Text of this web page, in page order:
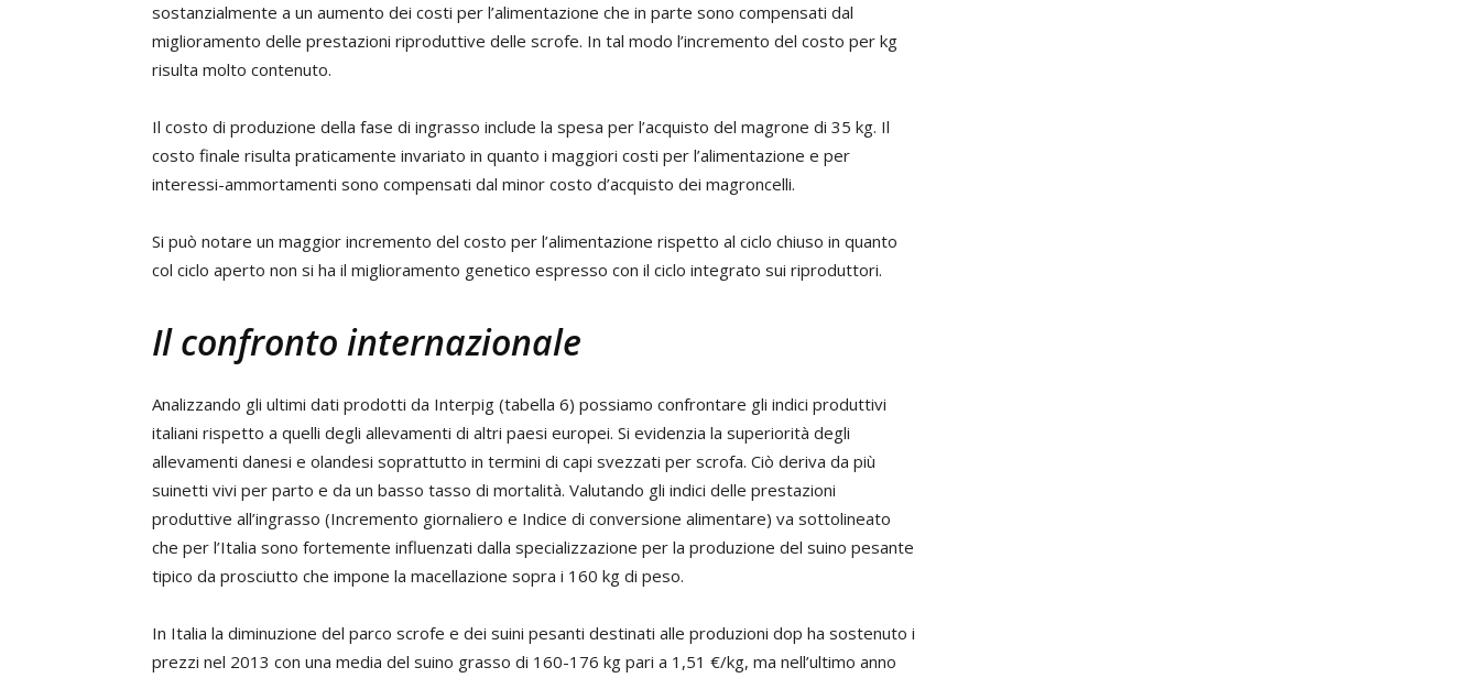
sostanzialmente a un aumento dei costi per l’alimentazione che in parte sono compensati dal
miglioramento delle prestazioni riproduttive delle scrofe. In tal modo l’incremento del costo per kg
risulta molto contenuto.
Il costo di produzione della fase di ingrasso include la spesa per l’acquisto del magrone di 35 kg. Il
costo finale risulta praticamente invariato in quanto i maggiori costi per l’alimentazione e per
interessi-ammortamenti sono compensati dal minor costo d’acquisto dei magroncelli.
Si può notare un maggior incremento del costo per l’alimentazione rispetto al ciclo chiuso in quanto
col ciclo aperto non si ha il miglioramento genetico espresso con il ciclo integrato sui riproduttori.
Il confronto internazionale
Analizzando gli ultimi dati prodotti da Interpig (tabella 6) possiamo confrontare gli indici produttivi
italiani rispetto a quelli degli allevamenti di altri paesi europei. Si evidenzia la superiorità degli
allevamenti danesi e olandesi soprattutto in termini di capi svezzati per scrofa. Ciò deriva da più
suinetti vivi per parto e da un basso tasso di mortalità. Valutando gli indici delle prestazioni
produttive all’ingrasso (Incremento giornaliero e Indice di conversione alimentare) va sottolineato
che per l’Italia sono fortemente influenzati dalla specializzazione per la produzione del suino pesante
tipico da prosciutto che impone la macellazione sopra i 160 kg di peso.
In Italia la diminuzione del parco scrofe e dei suini pesanti destinati alle produzioni dop ha sostenuto i
prezzi nel 2013 con una media del suino grasso di 160-176 kg pari a 1,51 €/kg, ma nell’ultimo anno